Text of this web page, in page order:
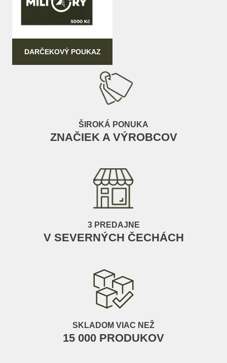
DARČEKOVÝ POUKAZ
ŠIROKÁ PONUKA
ZNAČIEK A VÝROBCOV
3 PREDAJNE
V SEVERNÝCH ČECHÁCH
SKLADOM VIAC NEŽ
15 000 PRODUKOV